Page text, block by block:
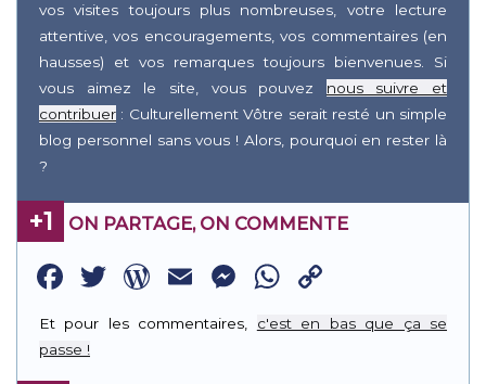
vos visites toujours plus nombreuses, votre lecture
attentive, vos encouragements, vos commentaires (en
hausses) et vos remarques toujours bienvenues. Si
vous aimez le site, vous pouvez nous suivre et
contribuer : Culturellement Vôtre serait resté un simple
blog personnel sans vous ! Alors, pourquoi en rester là
?
+1 ON PARTAGE, ON COMMENTE
Facebook
Twitter
WordPress
EmailMessenger
WhatsApp
Link
Et pour les commentaires, c'est en bas que ça se
passe !